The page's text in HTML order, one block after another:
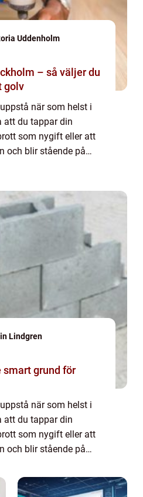
Uddenholm
– så väljer du
golv
när som helst i
att du tappar din
som nygift eller att
och blir stående på
Lindgren
när som helst i
att du tappar din
som nygift eller att
och blir stående på